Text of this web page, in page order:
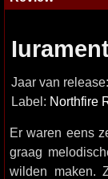
Jaar van release:
Label: Northfire
Er waren eens
graag
wilden maken.